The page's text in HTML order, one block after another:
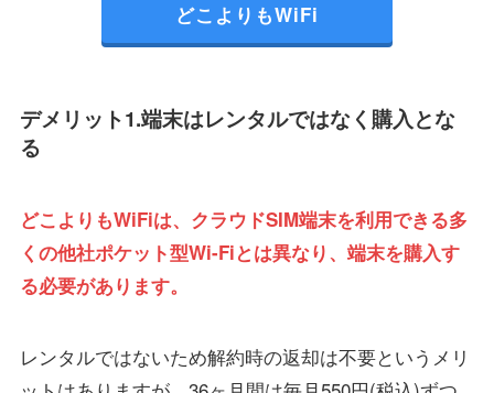
どこよりもWiFi
デメリット1.端末はレンタルではなく購入とな
る
どこよりもWiFiは、クラウドSIM端末を利用できる多
くの他社ポケット型Wi-Fiとは異なり、端末を購入す
る必要があります。
レンタルではないため解約時の返却は不要というメリ